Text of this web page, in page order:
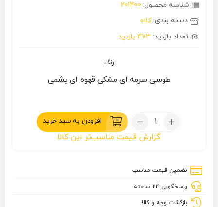
شناسه محصول: 201400
دسته بندی:کلاه
تعداد بازدید: 473 بازدید
رنگ
طوسی سرمه ای مشکی قهوه ای یشمی
تعداد:
پلار
افزودن به سبد خرید
گزارش قیمت مناسب‌تر این کالا
تضمین قیمت مناسب
پاسخگویی 24 ساعته
بازگشت وجه و کالا